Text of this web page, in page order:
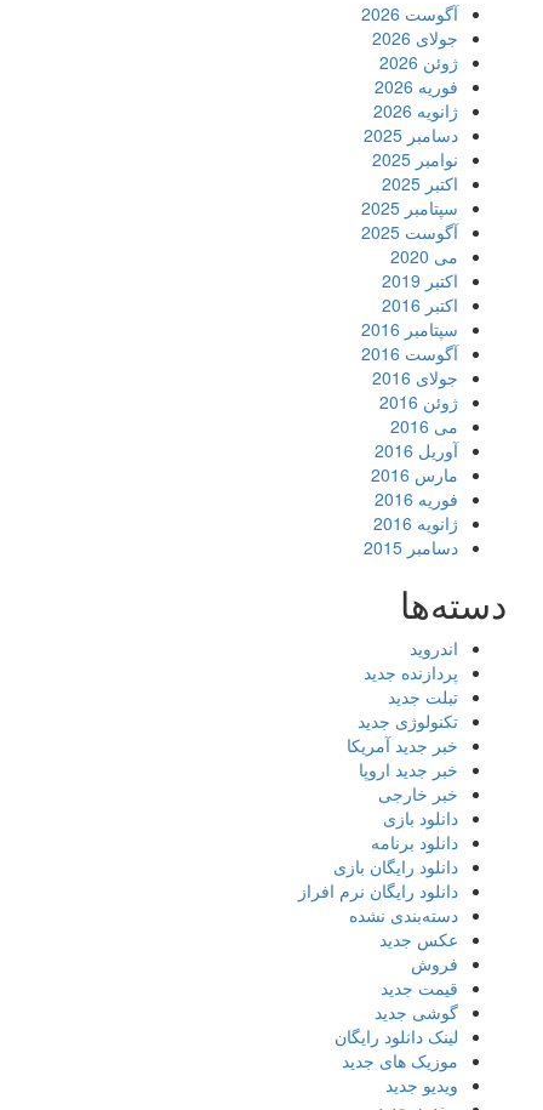
آگوست 2026
جولای 2026
ژوئن 2026
فوریه 2026
ژانویه 2026
دسامبر 2025
نوامبر 2025
اکتبر 2025
سپتامبر 2025
آگوست 2025
می 2020
اکتبر 2019
اکتبر 2016
سپتامبر 2016
آگوست 2016
جولای 2016
ژوئن 2016
می 2016
آوریل 2016
مارس 2016
فوریه 2016
ژانویه 2016
دسامبر 2015
دسته‌ها
اندروید
پردازنده جدید
تبلت جدید
تکنولوژی جدید
خبر جدید آمریکا
خبر جدید اروپا
خبر خارجی
دانلود بازی
دانلود برنامه
دانلود رایگان بازی
دانلود رایگان نرم افراز
دسته‌بندی نشده
عکس جدید
فروش
قیمت جدید
گوشی جدید
لینک دانلود رایگان
موزیک های جدید
ویدیو جدید